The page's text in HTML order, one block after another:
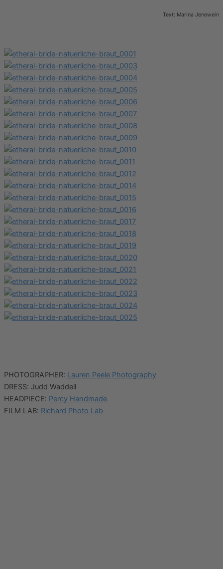
Text: Marina Jenewein
PHOTOGRAPHER: Lauren Peele Photography
DRESS: Judd Waddell
HEADPIECE: Percy Handmade
FILM LAB: Richard Photo Lab